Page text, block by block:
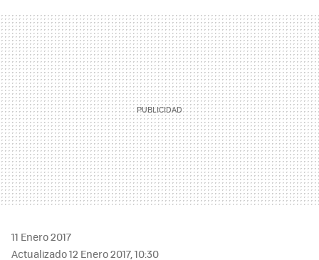
MAIL
11 Enero 2017
Actualizado 12 Enero 2017, 10:30